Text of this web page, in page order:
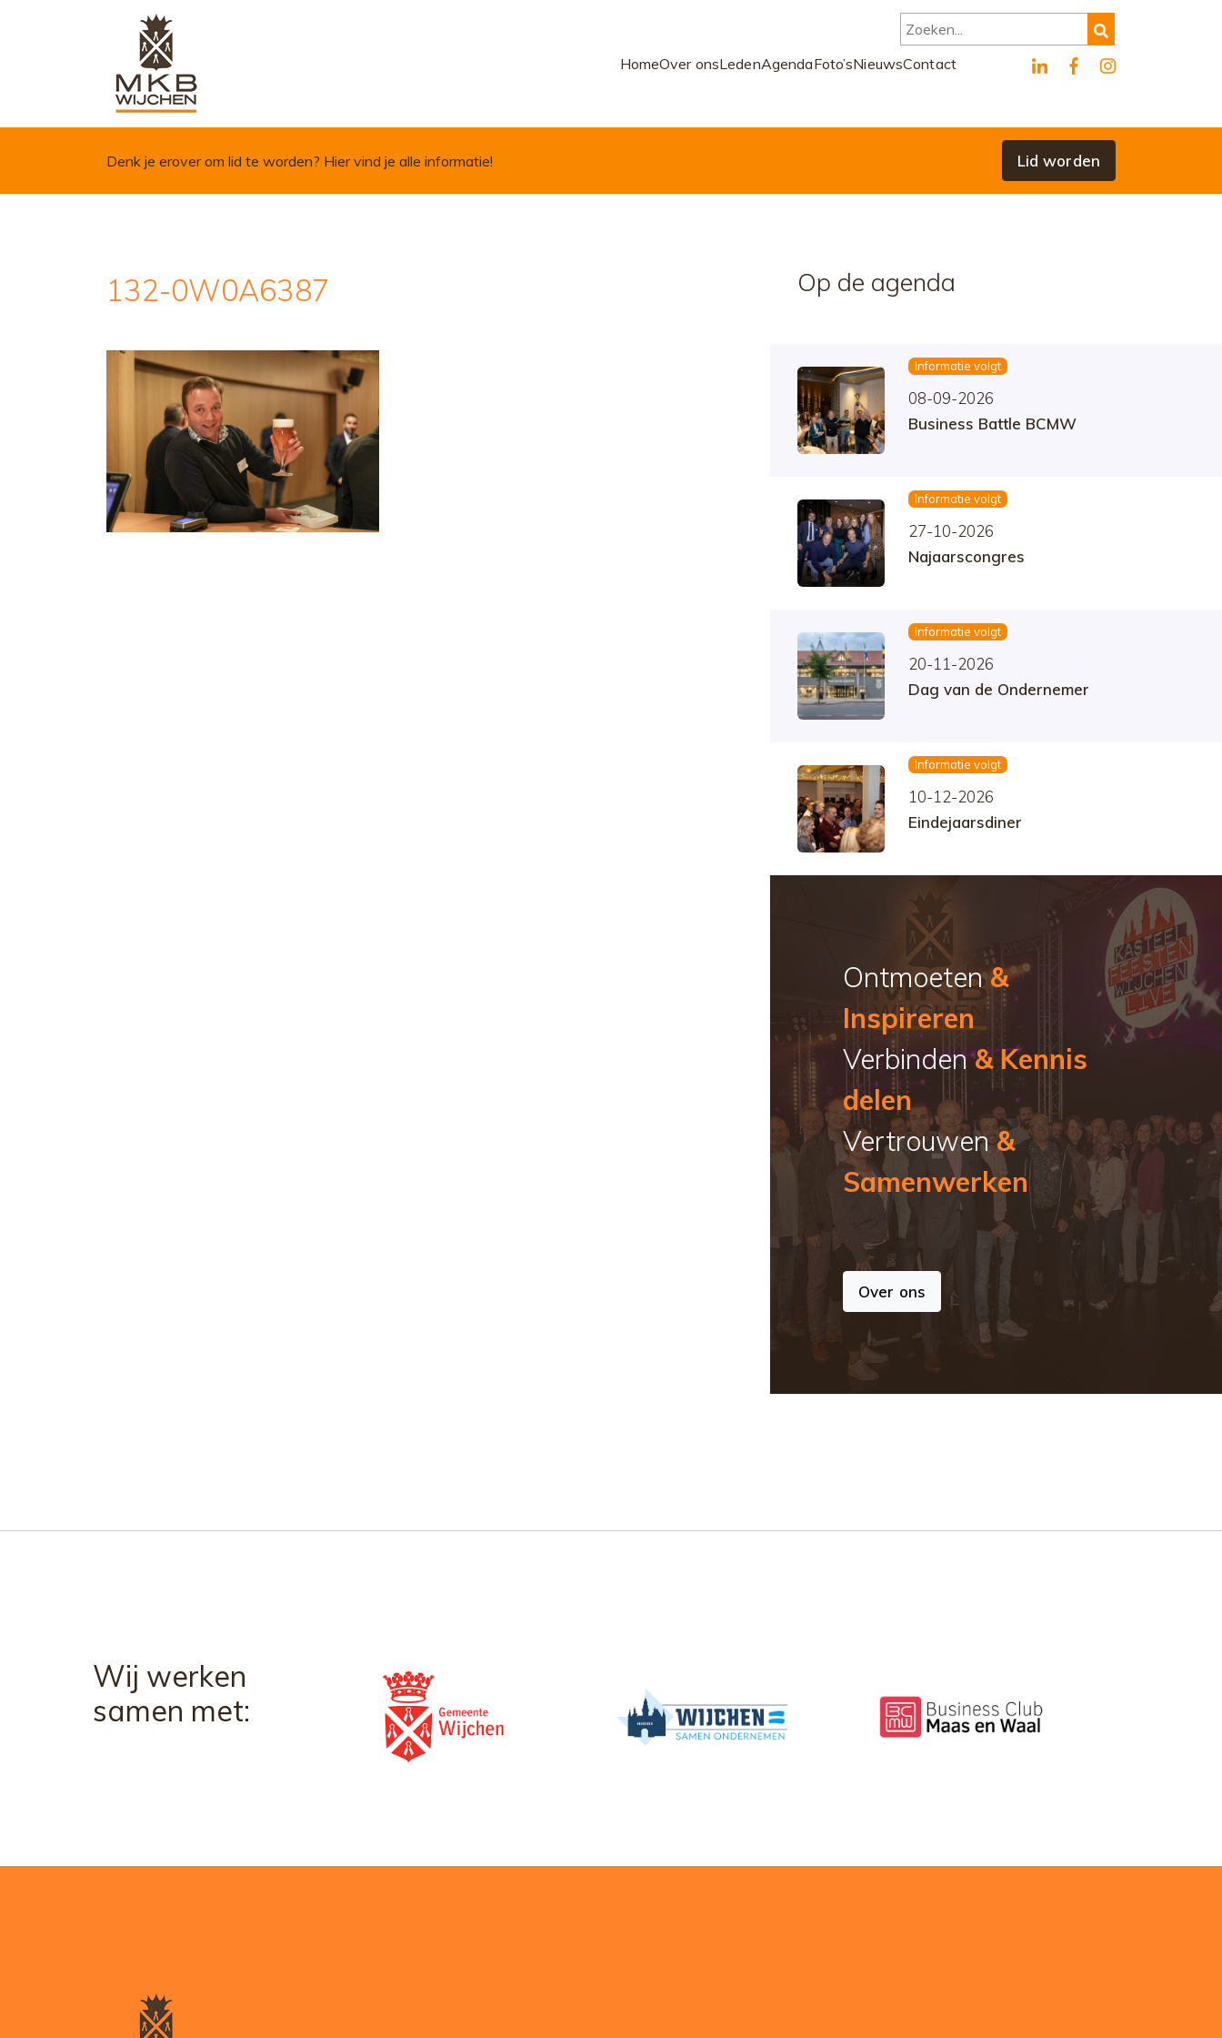
HomeOver onsLedenAgendaFoto’sNieuwsContact
Zoeken...
Denk je erover om lid te worden? Hier vind je alle informatie! Lid worden
132-0W0A6387 Op de agenda
Informatie volgt
08-09-2026
Business Battle BCMW
Informatie volgt
27-10-2026
Najaarscongres
Informatie volgt
20-11-2026
Dag van de Ondernemer
Informatie volgt
10-12-2026
Eindejaarsdiner
Ontmoeten&
Inspireren
Verbinden& Kennis
delen
Vertrouwen&
Samenwerken
Over ons
Wij werken
samen met: